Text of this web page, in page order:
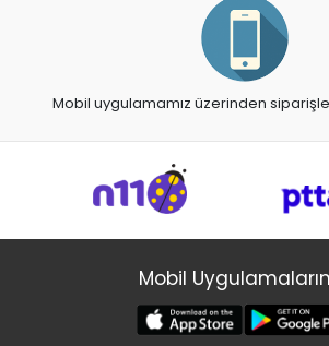
Mobil uygulamamız üzerinden
Mobil